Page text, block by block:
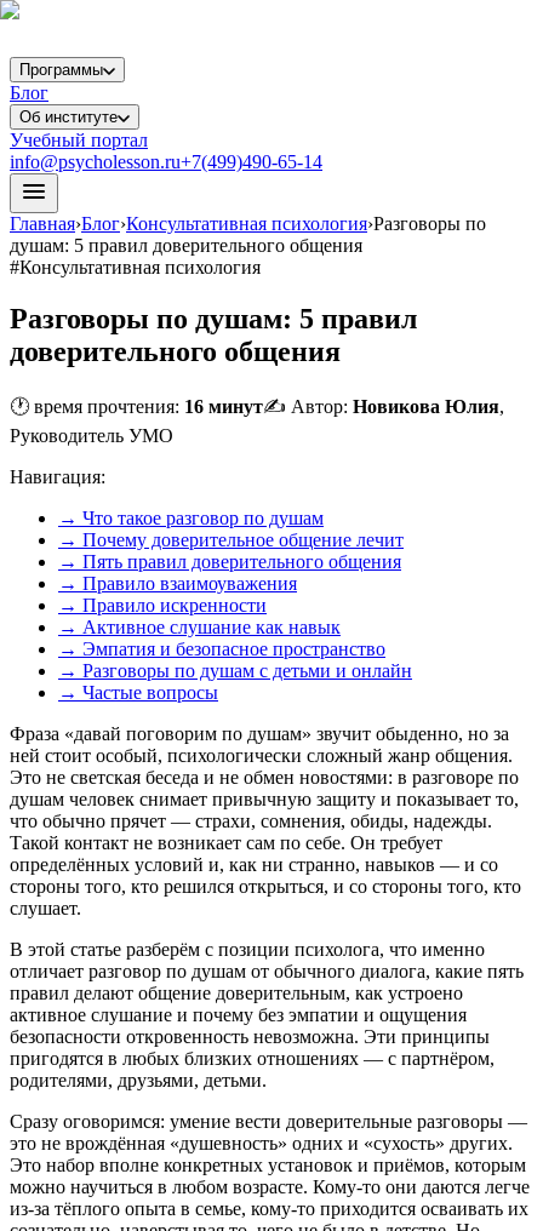
Программы
Блог
Об институте
Учебный портал
info@psycholesson.ru+7(499)490-65-14
Главная›Блог›Консультативная психология›Разговоры по
душам: 5 правил доверительного общения
#Консультативная психология
Разговоры по душам: 5 правил
доверительного общения
🕐 время прочтения: 16 минут✍️ Автор: Новикова Юлия,
Руководитель УМО
Навигация:
→ Что такое разговор по душам
→ Почему доверительное общение лечит
→ Пять правил доверительного общения
→ Правило взаимоуважения
→ Правило искренности
→ Активное слушание как навык
→ Эмпатия и безопасное пространство
→ Разговоры по душам с детьми и онлайн
→ Частые вопросы
Фраза «давай поговорим по душам» звучит обыденно, но за
ней стоит особый, психологически сложный жанр общения.
Это не светская беседа и не обмен новостями: в разговоре по
душам человек снимает привычную защиту и показывает то,
что обычно прячет — страхи, сомнения, обиды, надежды.
Такой контакт не возникает сам по себе. Он требует
определённых условий и, как ни странно, навыков — и со
стороны того, кто решился открыться, и со стороны того, кто
слушает.
В этой статье разберём с позиции психолога, что именно
отличает разговор по душам от обычного диалога, какие пять
правил делают общение доверительным, как устроено
активное слушание и почему без эмпатии и ощущения
безопасности откровенность невозможна. Эти принципы
пригодятся в любых близких отношениях — с партнёром,
родителями, друзьями, детьми.
Сразу оговоримся: умение вести доверительные разговоры —
это не врождённая «душевность» одних и «сухость» других.
Это набор вполне конкретных установок и приёмов, которым
можно научиться в любом возрасте. Кому-то они даются легче
из-за тёплого опыта в семье, кому-то приходится осваивать их